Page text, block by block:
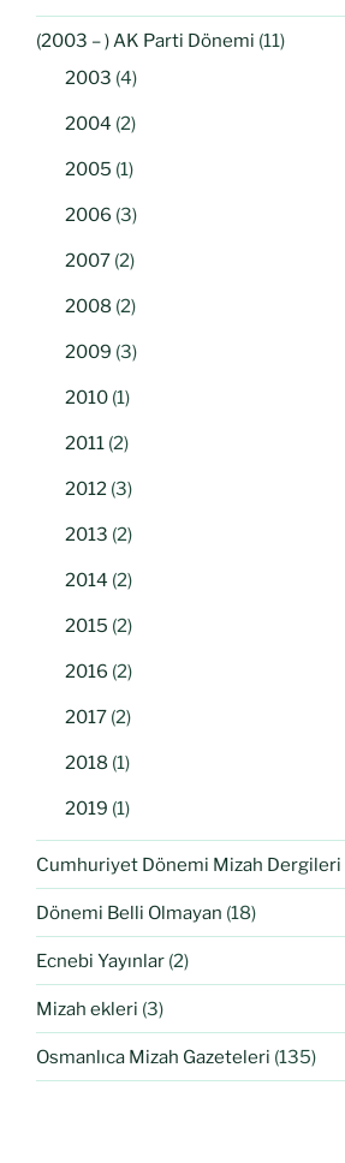
(2003 – ) AK Parti Dönemi (11)
2003 (4)
2004 (2)
2005 (1)
2006 (3)
2007 (2)
2008 (2)
2009 (3)
2010 (1)
2011 (2)
2012 (3)
2013 (2)
2014 (2)
2015 (2)
2016 (2)
2017 (2)
2018 (1)
2019 (1)
Cumhuriyet Dönemi Mizah Dergileri
Dönemi Belli Olmayan (18)
Ecnebi Yayınlar (2)
Mizah ekleri (3)
Osmanlıca Mizah Gazeteleri (135)